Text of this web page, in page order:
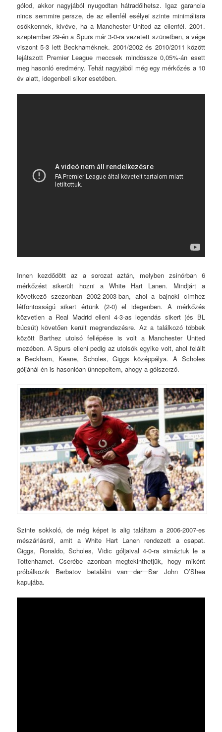
gólod, akkor nagyjából nyugodtan hátradőlhetsz. Igaz garancia
nincs semmire persze, de az ellenfél esélyei szinte minimálisra
csökkennek, kivéve, ha a Manchester United az ellenfél. 2001.
szeptember 29-én a Spurs már 3-0-ra vezetett szünetben, a vége
viszont 5-3 lett Beckhaméknek. 2001/2002 és 2010/2011 között
lejátszott Premier League meccsek mindössze 0,05%-án esett
meg hasonló eredmény. Tehát nagyjából még egy mérkőzés a 10
év alatt, idegenbeli siker esetében.
Innen kezdődött az a sorozat aztán, melyben zsinórban 6
mérkőzést sikerült hozni a White Hart Lanen. Mindjárt a
következő szezonban 2002-2003-ban, ahol a bajnoki címhez
létfontosságú sikert értünk (2-0) el idegenben. A mérkőzés
közvetlen a Real Madrid elleni 4-3-as legendás sikert (és BL
búcsút) követően került megrendezésre. Az a találkozó többek
között Barthez utolsó fellépése is volt a Manchester United
mezében. A Spurs elleni pedig az utolsók egyike volt, ahol felállt
a Beckham, Keane, Scholes, Giggs középpálya. A Scholes
góljánál én is hasonlóan ünnepeltem, ahogy a gólszerző.
Szinte sokkoló, de még képet is alig találtam a 2006-2007-es
mészárlásról, amit a White Hart Lanen rendezett a csapat.
Giggs, Ronaldo, Scholes, Vidic góljaival 4-0-ra simáztuk le a
Tottenhamet. Cserébe azonban megtekinthetjük, hogy miként
próbálkozik Berbatov betalálnivan der SarJohn O’Shea
kapujába.